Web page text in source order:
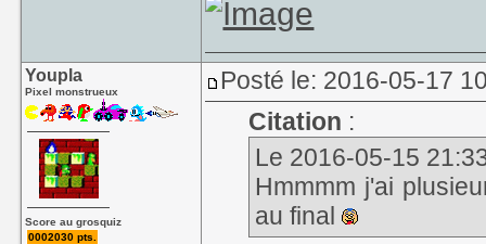
Youpla
Pixel monstrueux
Score au grosquiz
0002030 pts.
Posté le: 2016-05-17
Citation :
Le 2016-05-15
Hmmmm j'ai
au final